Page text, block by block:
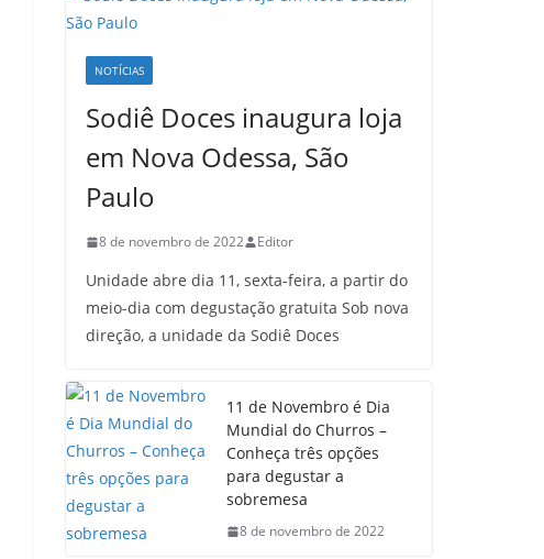
NOTÍCIAS
Sodiê Doces inaugura loja
em Nova Odessa, São
Paulo
8 de novembro de 2022 Editor
Unidade abre dia 11, sexta-feira, a partir do
meio-dia com degustação gratuita Sob nova
direção, a unidade da Sodiê Doces
11 de Novembro é Dia
Mundial do Churros –
Conheça três opções
para degustar a
sobremesa
8 de novembro de 2022